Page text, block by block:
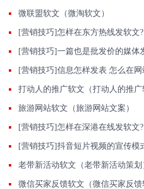
微联盟软文（微淘软文）
[营销技巧]怎样在东方热线发软文?
[营销技巧]一篇也是批发价的媒体
[营销技巧]信息怎样发表 怎么在网
打动人的推广软文（打动人的推广
旅游网站软文（旅游网站文案）
[营销技巧]怎样在深港在线发软文?
[营销技巧]抖音短片视频的宣传模
老带新活动软文（老带新活动策划
微信买家反馈软文（微信买家反馈